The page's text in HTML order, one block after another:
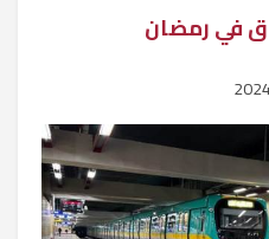
في رمضان